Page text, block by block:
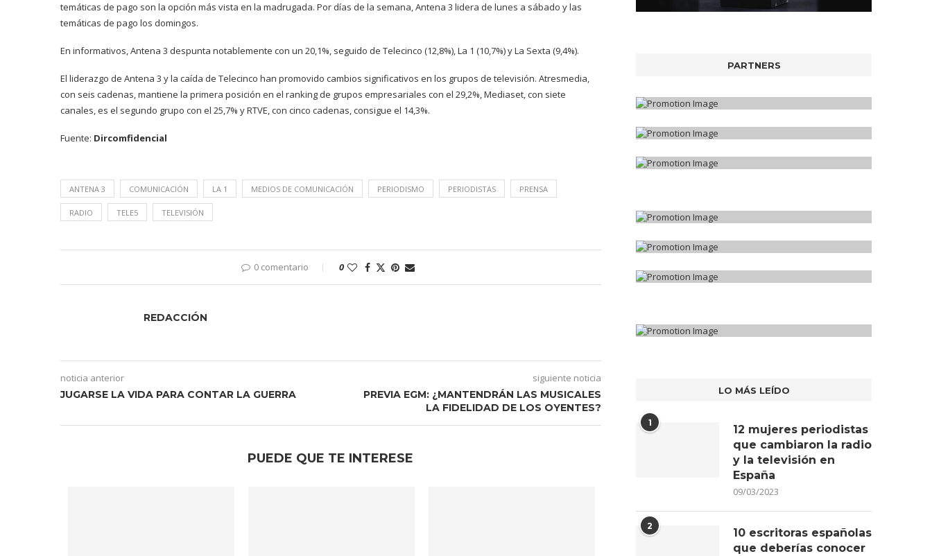
temáticas de pago son la opción más vista en la madrugada. Por días de la semana, Antena 3 lidera de lunes a sábado y las
temáticas de pago los domingos.
En informativos, Antena 3 despunta notablemente con un 20,1%, seguido de Telecinco (12,8%), La 1 (10,7%) y La Sexta (9,4%).
El liderazgo de Antena 3 y la caída de Telecinco han promovido cambios significativos en los grupos de televisión. Atresmedia,
con seis cadenas, mantiene la primera posición en el ranking de grupos empresariales con el 29,2%, Mediaset, con siete
canales, es el segundo grupo con el 25,7% y RTVE, con cinco cadenas, consigue el 14,3%.
Fuente: Dircomfidencial
ANTENA 3 COMUNICACIÓN LA 1 MEDIOS DE COMUNICACIÓN PERIODISMO PERIODISTAS PRENSA
RADIO TELE5 TELEVISIÓN
0 comentario 0
REDACCIÓN
noticia anterior
JUGARSE LA VIDA PARA CONTAR LA GUERRA
siguiente noticia
PREVIA EGM: ¿MANTENDRÁN LAS MUSICALES
LA FIDELIDAD DE LOS OYENTES?
PUEDE QUE TE INTERESE
PARTNERS
LO MÁS LEÍDO
1
12 mujeres periodistas
que cambiaron la radio
y la televisión en
España
09/03/2023
2
10 escritoras españolas
que deberías conocer